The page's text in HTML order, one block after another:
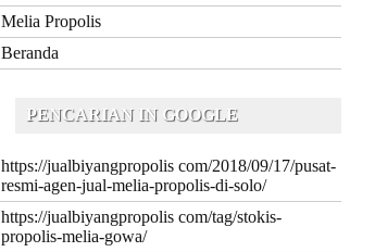
Melia Propolis
Beranda
PENCARIAN IN GOOGLE
https://jualbiyangpropolis com/2018/09/17/pusat-
resmi-agen-jual-melia-propolis-di-solo/
https://jualbiyangpropolis com/tag/stokis-
propolis-melia-gowa/